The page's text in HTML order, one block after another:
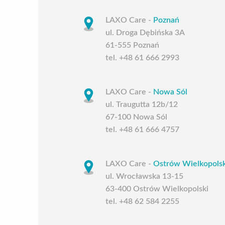
LAXO Care - Poznań
ul. Droga Dębińska 3A
61-555 Poznań
tel. +48 61 666 2993
LAXO Care - Nowa Sól
ul. Traugutta 12b/12
67-100 Nowa Sól
tel. +48 61 666 4757
LAXO Care - Ostrów
ul. Wrocławska 13-15
63-400 Ostrów Wielkopolski
tel. +48 62 584 2255